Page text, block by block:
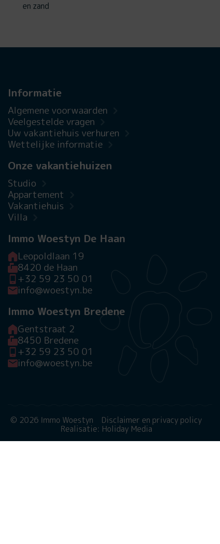
en zand
Informatie
Algemene voorwaarden
Veelgestelde vragen
Uw vakantiehuis verhuren
Wettelijke informatie
Onze vakantiehuizen
Studio
Appartement
Vakantiehuis
Villa
Immo Woestyn De Haan
Leopoldlaan 19
8420 de Haan
+32 59 23 50 01
info@woestyn.be
Immo Woestyn Bredene
Gentstraat 2
8450 Bredene
+32 59 23 50 01
info@woestyn.be
© 2026 Immo Woestyn
Disclaimer en privacy policy
Realisatie: Holiday Media